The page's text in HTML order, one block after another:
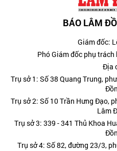
BÁO LÂM
Giám đốc:
Phó Giám đốc phụ
Địa
Trụ sở 1: Số 38 Quang Trung,
Trụ sở 2: Số 10 Trần Hưng Đạo,
Lâm
Trụ sở 3: 339 - 341 Thủ Khoa
Trụ sở 4: Số 82, đường 23/3,